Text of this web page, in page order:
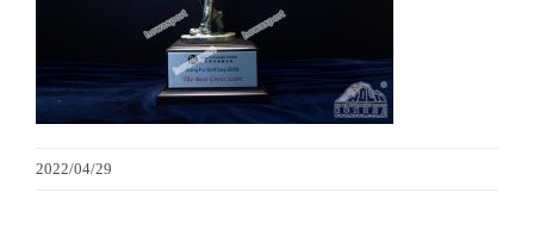
水晶獎座
2022/04/29